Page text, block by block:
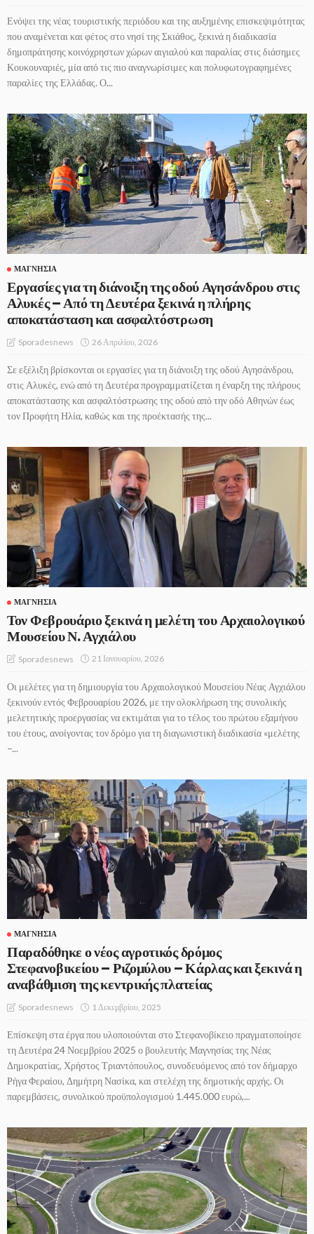
Ενόψει της νέας τουριστικής περιόδου και της αυξημένης επισκεψιμότητας
που αναμένεται και φέτος στο νησί της Σκιάθος, ξεκινά η διαδικασία
δημοπράτησης κοινόχρηστων χώρων αιγιαλού και παραλίας στις διάσημες
Κουκουναριές, μία από τις πιο αναγνωρίσιμες και πολυφωτογραφημένες
παραλίες της Ελλάδας. Ο...
ΜΑΓΝΗΣΊΑ
Εργασίες για τη διάνοιξη της οδού Αγησάνδρου στις
Αλυκές – Από τη Δευτέρα ξεκινά η πλήρης
αποκατάσταση και ασφαλτόστρωση
Sporadesnews 26 Απριλίου, 2026
Σε εξέλιξη βρίσκονται οι εργασίες για τη διάνοιξη της οδού Αγησάνδρου,
στις Αλυκές, ενώ από τη Δευτέρα προγραμματίζεται η έναρξη της πλήρους
αποκατάστασης και ασφαλτόστρωσης της οδού από την οδό Αθηνών έως
τον Προφήτη Ηλία, καθώς και της προέκτασής της...
ΜΑΓΝΗΣΊΑ
Τον Φεβρουάριο ξεκινά η μελέτη του Αρχαιολογικού
Μουσείου Ν. Αγχιάλου
Sporadesnews 21 Ιανουαρίου, 2026
Οι μελέτες για τη δημιουργία του Αρχαιολογικού Μουσείου Νέας Αγχιάλου
ξεκινούν εντός Φεβρουαρίου 2026, με την ολοκλήρωση της συνολικής
μελετητικής προεργασίας να εκτιμάται για το τέλος του πρώτου εξαμήνου
του έτους, ανοίγοντας τον δρόμο για τη διαγωνιστική διαδικασία «μελέτης
–...
ΜΑΓΝΗΣΊΑ
Παραδόθηκε ο νέος αγροτικός δρόμος
Στεφανοβικείου – Ριζομύλου – Κάρλας και ξεκινά η
αναβάθμιση της κεντρικής πλατείας
Sporadesnews 1 Δεκεμβρίου, 2025
Επίσκεψη στα έργα που υλοποιούνται στο Στεφανοβίκειο πραγματοποίησε
τη Δευτέρα 24 Νοεμβρίου 2025 ο βουλευτής Μαγνησίας της Νέας
Δημοκρατίας, Χρήστος Τριαντόπουλος, συνοδευόμενος από τον δήμαρχο
Ρήγα Φεραίου, Δημήτρη Νασίκα, και στελέχη της δημοτικής αρχής. Οι
παρεμβάσεις, συνολικού προϋπολογισμού 1.445.000 ευρώ,...